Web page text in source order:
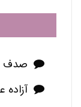
صدف
آزاده